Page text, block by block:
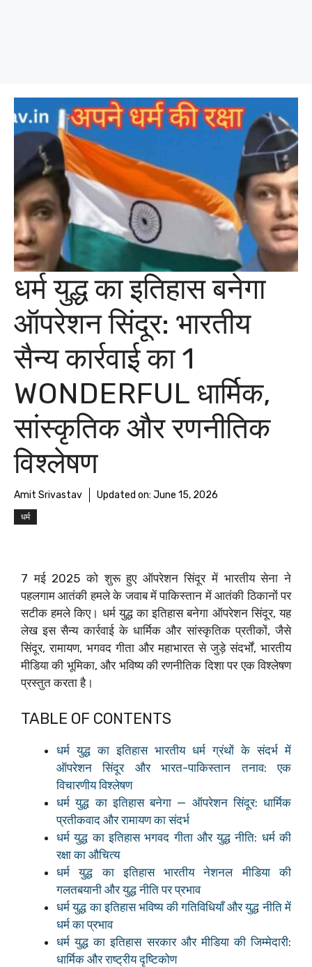
धर्म युद्ध का इतिहास बनेगा
ऑपरेशन सिंदूर: भारतीय
सैन्य कार्रवाई का 1
WONDERFUL धार्मिक,
सांस्कृतिक और रणनीतिक
विश्लेषण
Amit Srivastav Updated on: June 15, 2026
धर्म
7 मई 2025 को शुरू हुए ऑपरेशन सिंदूर में भारतीय सेना ने
पहलगाम आतंकी हमले के जवाब में पाकिस्तान में आतंकी ठिकानों पर
सटीक हमले किए। धर्म युद्ध का इतिहास बनेगा ऑपरेशन सिंदूर, यह
लेख इस सैन्य कार्रवाई के धार्मिक और सांस्कृतिक प्रतीकों, जैसे
सिंदूर, रामायण, भगवद गीता और महाभारत से जुड़े संदर्भों, भारतीय
मीडिया की भूमिका, और भविष्य की रणनीतिक दिशा पर एक विश्लेषण
प्रस्तुत करता है।
TABLE OF CONTENTS
धर्म युद्ध का इतिहास भारतीय धर्म ग्रंथों के संदर्भ में
ऑपरेशन सिंदूर और भारत-पाकिस्तान तनाव: एक
विचारणीय विश्लेषण
धर्म युद्ध का इतिहास बनेगा — ऑपरेशन सिंदूर: धार्मिक
प्रतीकवाद और रामायण का संदर्भ
धर्म युद्ध का इतिहास भगवद गीता और युद्ध नीति: धर्म की
रक्षा का औचित्य
धर्म युद्ध का इतिहास भारतीय नेशनल मीडिया की
गलतबयानी और युद्ध नीति पर प्रभाव
धर्म युद्ध का इतिहास भविष्य की गतिविधियाँ और युद्ध नीति में
धर्म का प्रभाव
धर्म युद्ध का इतिहास सरकार और मीडिया की जिम्मेदारी:
धार्मिक और राष्ट्रीय दृष्टिकोण